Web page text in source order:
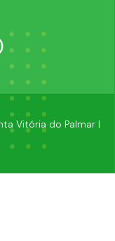
Vitória do Palmar |